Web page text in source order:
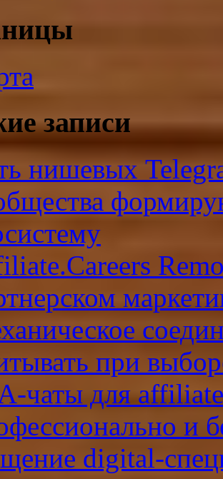
записи
нишевых
при
чаты для
и
digital-